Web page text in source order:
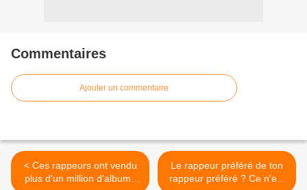
Commentaires
Ajouter un commentaire
< Ces rappeurs ont vendu
plus d'un million d'albums
Le rappeur préféré de ton
rappeur préféré ? Ce n'est